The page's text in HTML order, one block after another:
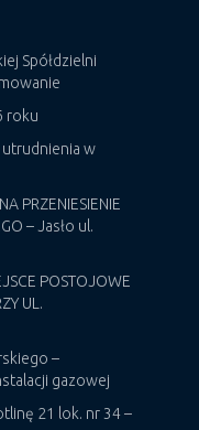
Spółdzielni
roku
utrudnienia w
PRZENIESIENIE
– Jasło ul.
POSTOJOWE
UL.
–
gazowej
21 lok. nr 34 –